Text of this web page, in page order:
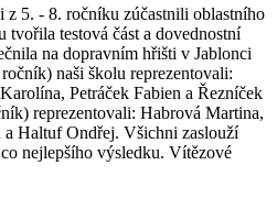
z 5. - 8. ročníku zúčastnili oblastního
tvořila testová část a dovednostní
na dopravním hřišti v Jablonci
naši školu reprezentovali:
Petráček Fabien a Řezníček
reprezentovali: Habrová Martina,
a Haltuf Ondřej. Všichni zaslouží
nejlepšího výsledku. Vítězové